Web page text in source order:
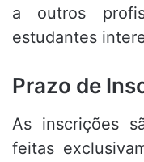
a outros
estudantes
Prazo de
As inscrições
feitas